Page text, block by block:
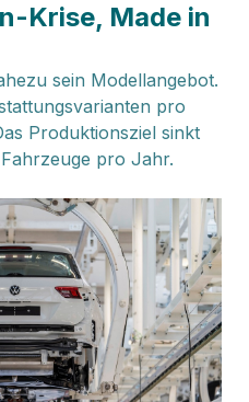
Krise, Made in
sein Modellangebot.
pro
Produktionsziel sinkt
pro Jahr.